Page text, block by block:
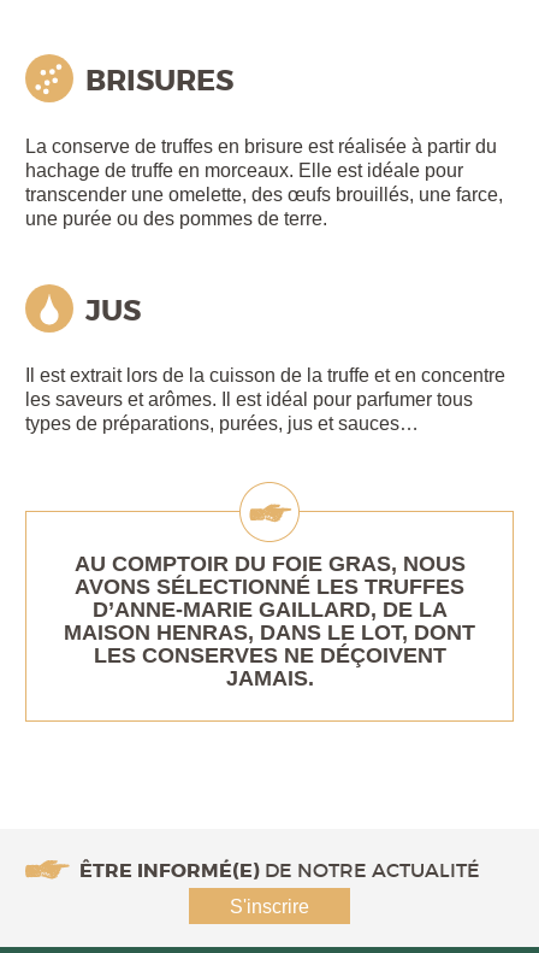
BRISURES
La conserve de truffes en brisure est réalisée à partir du
hachage de truffe en morceaux. Elle est idéale pour
transcender une omelette, des œufs brouillés, une farce,
une purée ou des pommes de terre.
JUS
Il est extrait lors de la cuisson de la truffe et en concentre
les saveurs et arômes. Il est idéal pour parfumer tous
types de préparations, purées, jus et sauces…
AU COMPTOIR DU FOIE GRAS, NOUS
AVONS SÉLECTIONNÉ LES TRUFFES
D’ANNE-MARIE GAILLARD, DE LA
MAISON HENRAS, DANS LE LOT, DONT
LES CONSERVES NE DÉÇOIVENT
JAMAIS.
ÊTRE INFORMÉ(E) DE NOTRE ACTUALITÉ
S'inscrire